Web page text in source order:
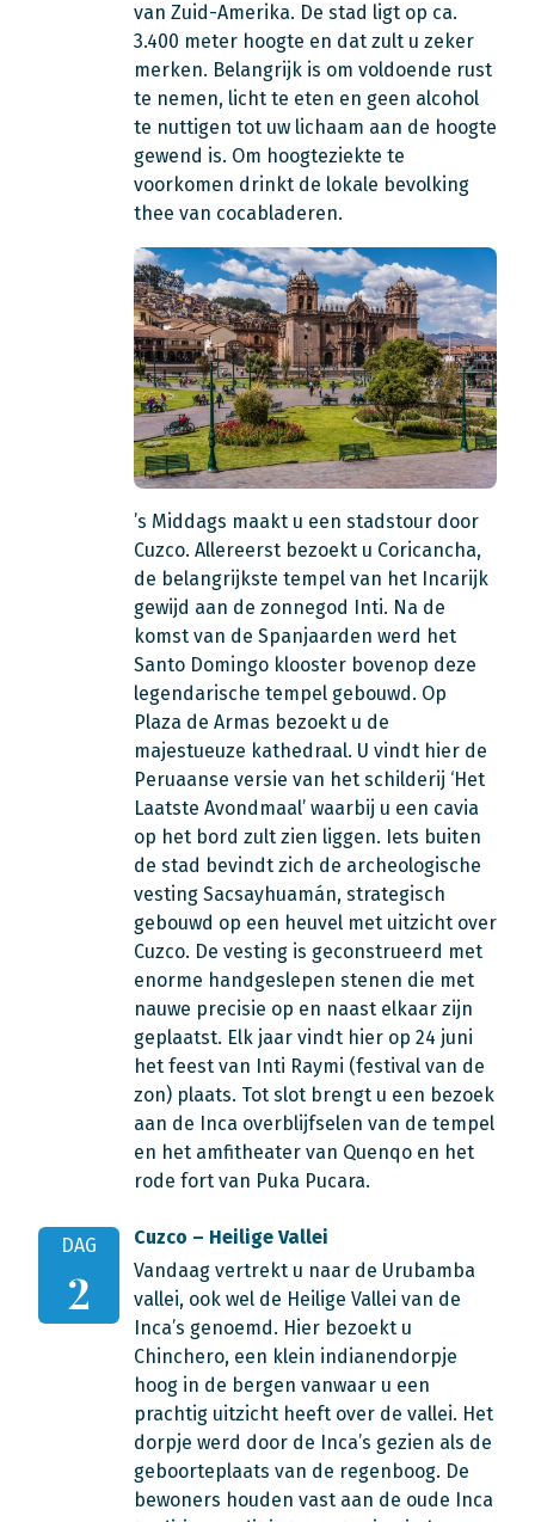
van Zuid-Amerika. De stad ligt op ca.
3.400 meter hoogte en dat zult u zeker
merken. Belangrijk is om voldoende rust
te nemen, licht te eten en geen alcohol
te nuttigen tot uw lichaam aan de hoogte
gewend is. Om hoogteziekte te
voorkomen drinkt de lokale bevolking
thee van cocabladeren.
’s Middags maakt u een stadstour door
Cuzco. Allereerst bezoekt u Coricancha,
de belangrijkste tempel van het Incarijk
gewijd aan de zonnegod Inti. Na de
komst van de Spanjaarden werd het
Santo Domingo klooster bovenop deze
legendarische tempel gebouwd. Op
Plaza de Armas bezoekt u de
majestueuze kathedraal. U vindt hier de
Peruaanse versie van het schilderij ‘Het
Laatste Avondmaal’ waarbij u een cavia
op het bord zult zien liggen. Iets buiten
de stad bevindt zich de archeologische
vesting Sacsayhuamán, strategisch
gebouwd op een heuvel met uitzicht over
Cuzco. De vesting is geconstrueerd met
enorme handgeslepen stenen die met
nauwe precisie op en naast elkaar zijn
geplaatst. Elk jaar vindt hier op 24 juni
het feest van Inti Raymi (festival van de
zon) plaats. Tot slot brengt u een bezoek
aan de Inca overblijfselen van de tempel
en het amfitheater van Quenqo en het
rode fort van Puka Pucara.
DAG
2
Cuzco – Heilige Vallei
Vandaag vertrekt u naar de Urubamba
vallei, ook wel de Heilige Vallei van de
Inca’s genoemd. Hier bezoekt u
Chinchero, een klein indianendorpje
hoog in de bergen vanwaar u een
prachtig uitzicht heeft over de vallei. Het
dorpje werd door de Inca’s gezien als de
geboorteplaats van de regenboog. De
bewoners houden vast aan de oude Inca